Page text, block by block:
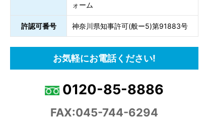
ォーム
許認可番号 神奈川県知事許可(般ー5)第91883号
お気軽にお電話ください!
0120-85-8886
FAX:045-744-6294